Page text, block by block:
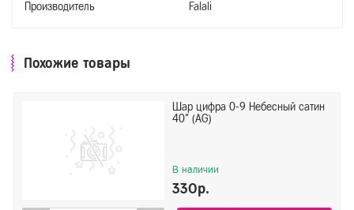
Производитель Falali
Похожие товары
Шар цифра 0-9 Небесный сатин
40" (AG)
В наличии
330р.